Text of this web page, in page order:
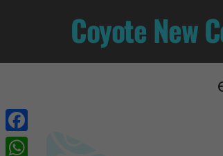
Coyote New
Facebook